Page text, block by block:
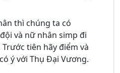
thì chúng ta có
và nữ nhân simp đi
tiên hãy điểm và
ý với Thụ Đại Vương.